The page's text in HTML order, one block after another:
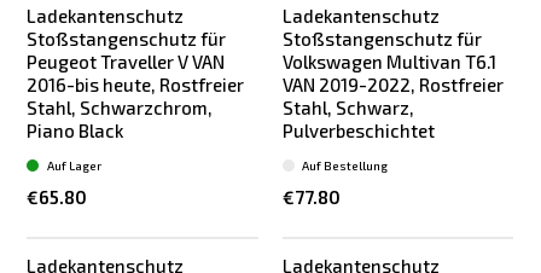
Ladekantenschutz
Stoßstangenschutz für
Peugeot Traveller V VAN
2016-bis heute, Rostfreier
Stahl, Schwarzchrom,
Piano Black
€65.80
Auf Lager
Ladekantenschutz
Stoßstangenschutz für
Volkswagen Multivan T6.1
VAN 2019-2022, Rostfreier
Stahl, Schwarz,
Pulverbeschichtet
€77.80
Auf Bestellung
Ladekantenschutz
Ladekantenschutz